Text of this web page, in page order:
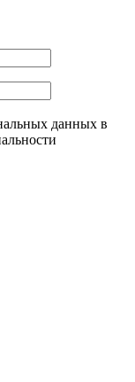
данных в